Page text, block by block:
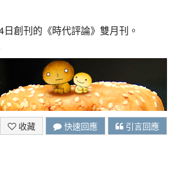
創刊的《時代評論》雙月刊。
收藏 快速回應 引言回應